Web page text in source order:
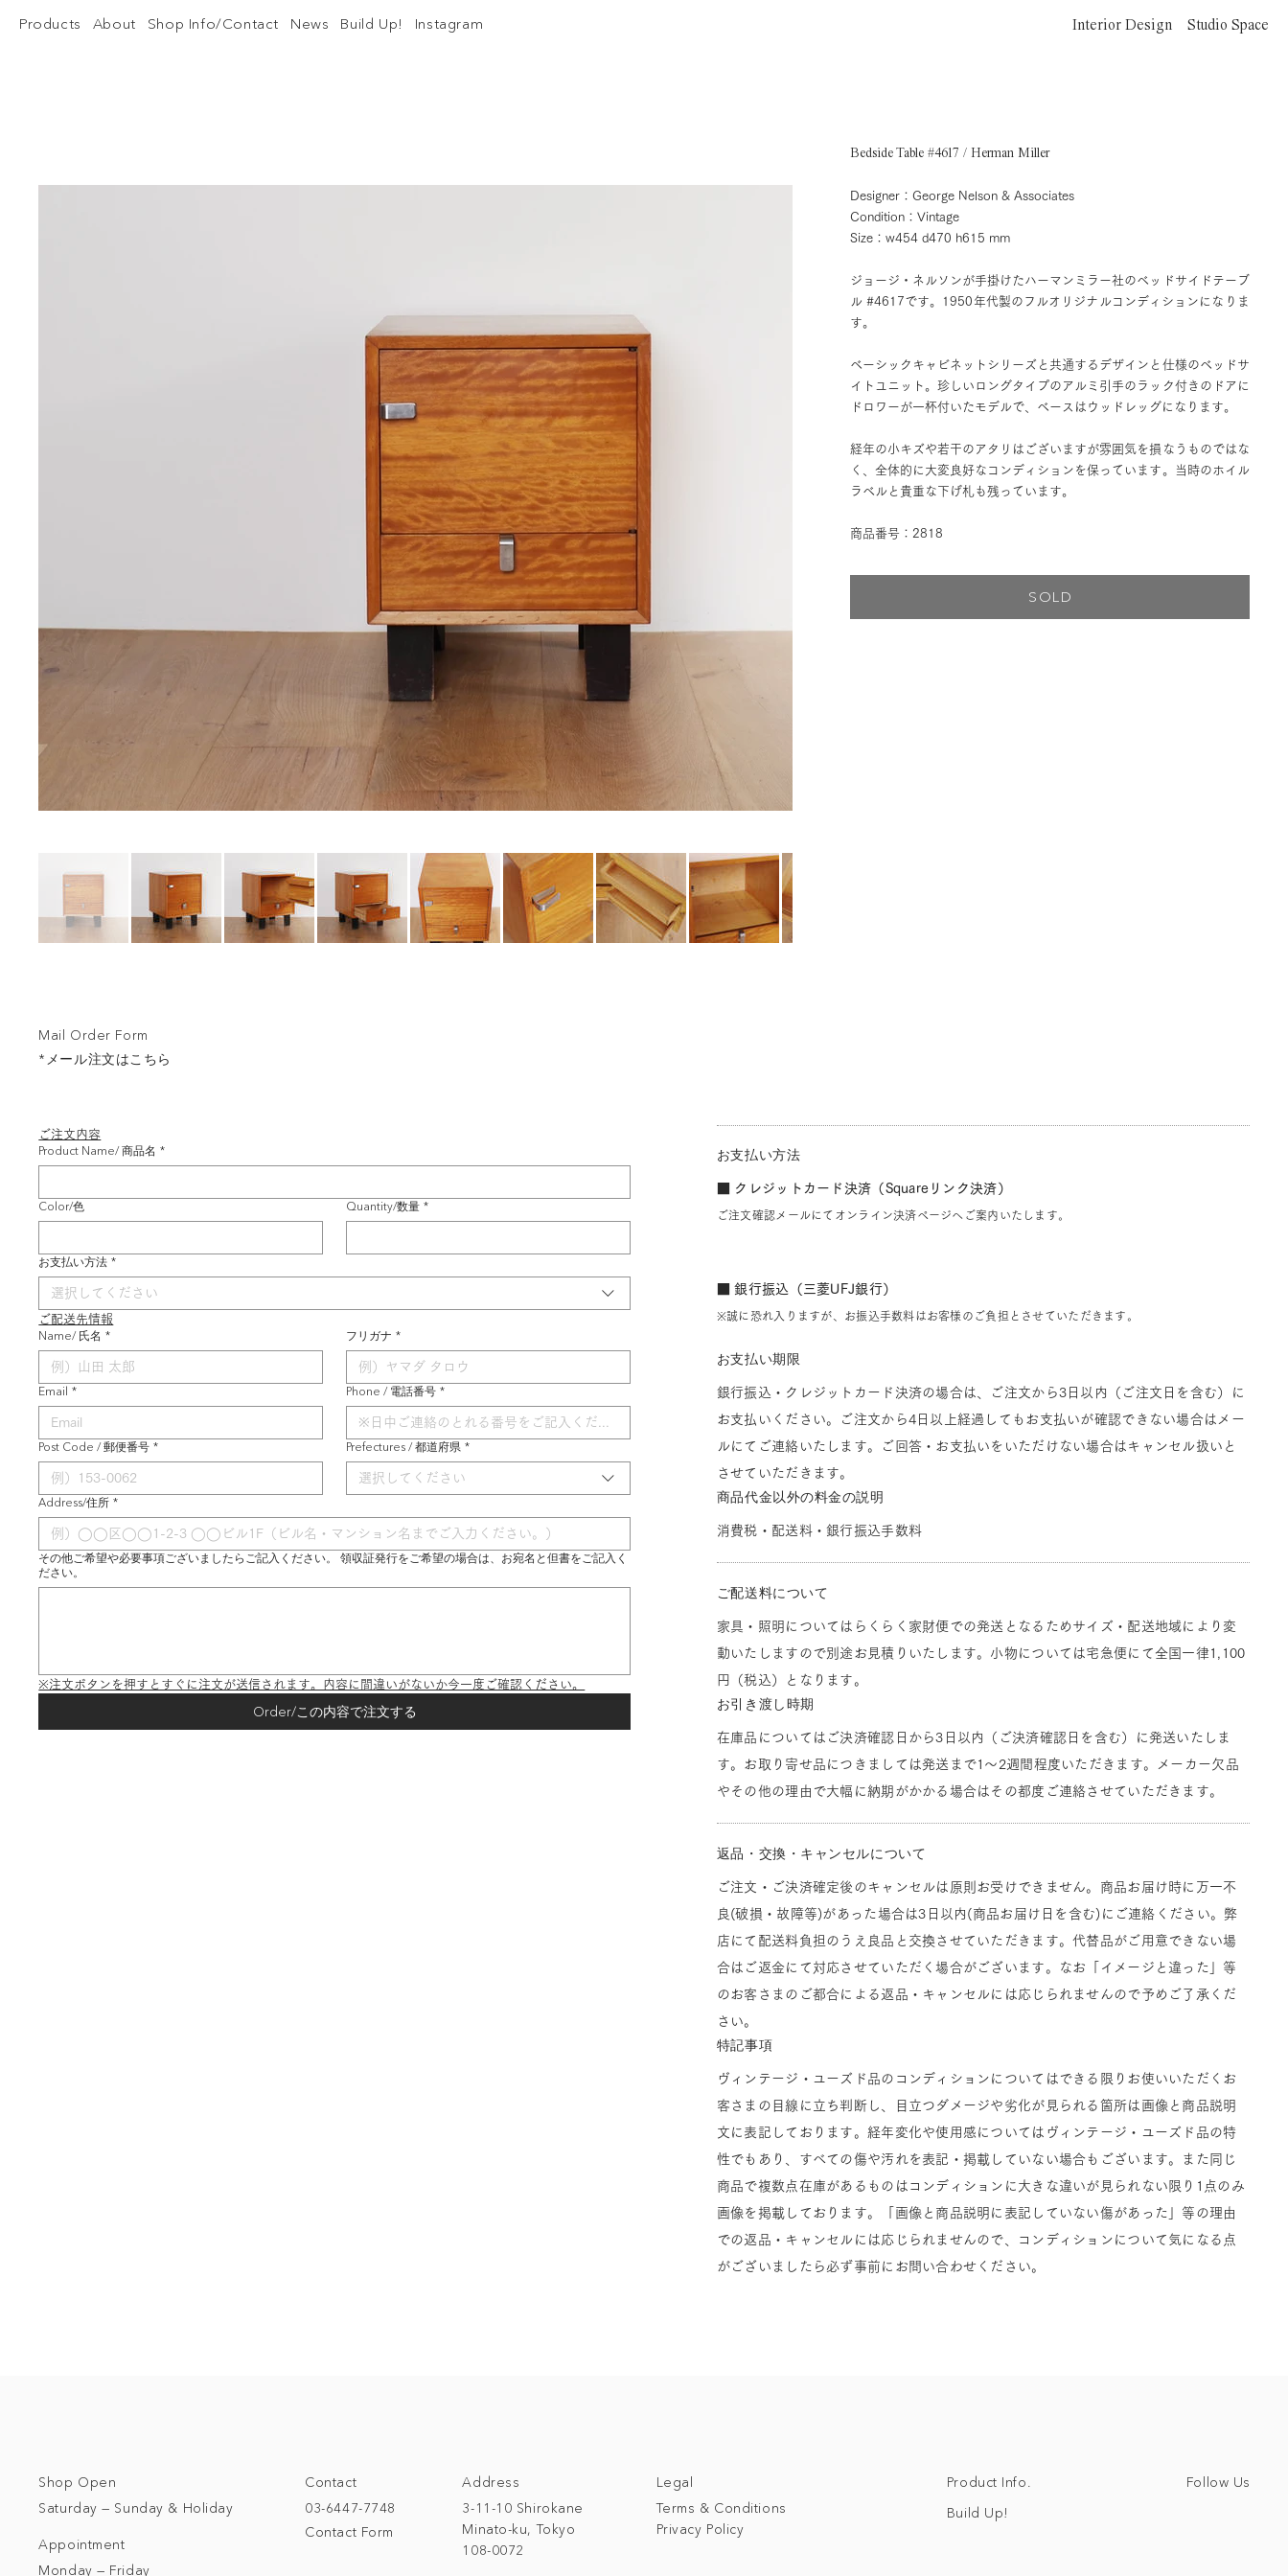
Interior Design Studio Space
Products About Shop Info/Contact News Build Up! Instagram
ご注文内容
Product Name/ 商品名 *
Color/色 Quantity/数量 *
お支払い方法 *
選択してください
ご配送先情報
Name/ 氏名 * フリガナ *
Email * Phone / 電話番号 *
Post Code / 郵便番号 * Prefectures / 都道府県 *
選択してください
Address/住所 *
その他ご希望や必要事項ございましたらご記入ください。 領収証発行をご希望の場合は、お宛名と但書をご記入く
ださい。
※注文ボタンを押すとすぐに注文が送信されます。内容に間違いがないか今一度ご確認ください。
Order/この内容で注文する
お支払い方法
■ クレジットカード決済（Squareリンク決済）
ご注文確認メールにてオンライン決済ページへご案内いたします。
■ 銀行振込（三菱UFJ銀行）
※誠に恐れ入りますが、お振込手数料はお客様のご負担とさせていただきます。
お支払い期限
銀行振込・クレジットカード決済の場合は、ご注文から3日以内（ご注文日を含む）に
お支払いください。ご注文から4日以上経過してもお支払いが確認できない場合はメー
ルにてご連絡いたします。ご回答・お支払いをいただけない場合はキャンセル扱いと
させていただきます。
商品代金以外の料金の説明
消費税・配送料・銀行振込手数料
ご配送料について
家具・照明についてはらくらく家財便での発送となるためサイズ・配送地域により変
動いたしますので別途お見積りいたします。小物については宅急便にて全国一律1,100
円（税込）となります。
お引き渡し時期
在庫品についてはご決済確認日から3日以内（ご決済確認日を含む）に発送いたしま
す。お取り寄せ品につきましては発送まで1～2週間程度いただきます。メーカー欠品
やその他の理由で大幅に納期がかかる場合はその都度ご連絡させていただきます。
返品・交換・キャンセルについて
ご注文・ご決済確定後のキャンセルは原則お受けできません。商品お届け時に万一不
良(破損・故障等)があった場合は3日以内(商品お届け日を含む)にご連絡ください。弊
店にて配送料負担のうえ良品と交換させていただきます。代替品がご用意できない場
合はご返金にて対応させていただく場合がございます。なお「イメージと違った」等
のお客さまのご都合による返品・キャンセルには応じられませんので予めご了承くだ
さい。
特記事項
ヴィンテージ・ユーズド品のコンディションについてはできる限りお使いいただくお
客さまの目線に立ち判断し、目立つダメージや劣化が見られる箇所は画像と商品説明
文に表記しております。経年変化や使用感についてはヴィンテージ・ユーズド品の特
性でもあり、すべての傷や汚れを表記・掲載していない場合もございます。また同じ
商品で複数点在庫があるものはコンディションに大きな違いが見られない限り1点のみ
画像を掲載しております。「画像と商品説明に表記していない傷があった」等の理由
での返品・キャンセルには応じられませんので、コンディションについて気になる点
がございましたら必ず事前にお問い合わせください。
Mail Order Form
*メール注文はこちら
Bedside Table #4617 / Herman Miller
Designer：George Nelson & Associates
Condition：Vintage
Size：w454 d470 h615 mm
ジョージ・ネルソンが手掛けたハーマンミラー社のベッドサイドテーブ
ル #4617です。1950年代製のフルオリジナルコンディションになりま
す。
ベーシックキャビネットシリーズと共通するデザインと仕様のベッドサ
イトユニット。珍しいロングタイプのアルミ引手のラック付きのドアに
ドロワーが一杯付いたモデルで、ベースはウッドレッグになります。
経年の小キズや若干のアタリはございますが雰囲気を損なうものではな
く、全体的に大変良好なコンディションを保っています。当時のホイル
ラベルと貴重な下げ札も残っています。
商品番号：2818
SOLD
Address
3-11-10 Shirokane
Minato-ku, Tokyo
108-0072
Contact
03-6447-7748
Contact Form
Shop Open
Saturday — Sunday & Holiday
Appointment
Monday — Friday
Legal
Terms & Conditions
Privacy Policy
Product Info.
Build Up!
Follow Us